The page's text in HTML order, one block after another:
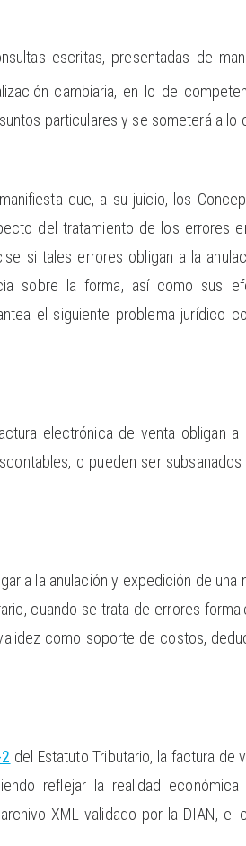
escritas, presentadas de
cambiaria, en lo de
particulares y se someterá a lo
que, a su juicio, los
del tratamiento de los errores
si tales errores obligan a la
sobre la forma, así como sus
el siguiente problema jurídico
electrónica de venta obligan a
o pueden ser
a la anulación y expedición de
cuando se trata de errores
como soporte de costos,
del Estatuto Tributario, la factura
reflejar la realidad
XML validado por la DIAN, el